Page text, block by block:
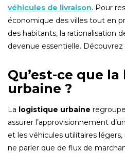
véhicules de livraison. Pour
économique des villes tout en
des habitants, la rationalisation
devenue essentielle.
Qu’est-ce que
urbaine ?
La logistique urbaine
assurer l’approvisionnement
et les véhicules utilitaires
ne parler que de flux de